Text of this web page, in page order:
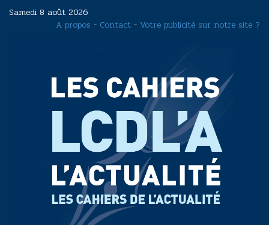
Samedi 8 août 2026
A propos - Contact - Votre publicité sur notre site ?